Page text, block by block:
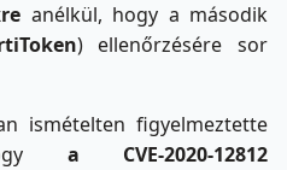
anélkül, hogy a második
) ellenőrzésére sor
ismételten figyelmeztette
a CVE-2020-12812